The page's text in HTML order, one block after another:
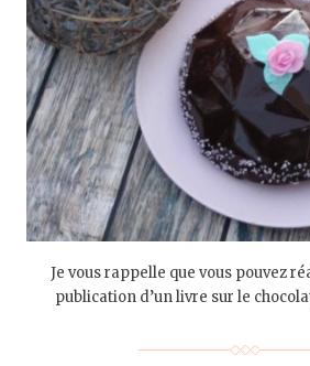
Je vous rappelle que vous pouvez
publication d’un livre sur le